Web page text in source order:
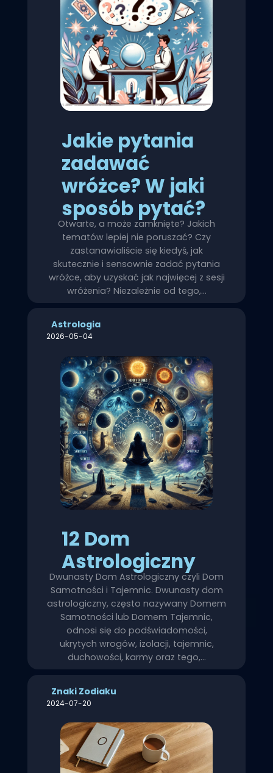
Jakie pytania
zadawać
wróżce? W jaki
sposób pytać?
Otwarte, a może zamknięte? Jakich
tematów lepiej nie poruszać? Czy
zastanawialiście się kiedyś, jak
skutecznie i sensownie zadać pytania
wróżce, aby uzyskać jak najwięcej z sesji
wróżenia? Niezależnie od tego,…
Astrologia
2026-05-04
12 Dom
Astrologiczny
Dwunasty Dom Astrologiczny czyli Dom
Samotności i Tajemnic. Dwunasty dom
astrologiczny, często nazywany Domem
Samotności lub Domem Tajemnic,
odnosi się do podświadomości,
ukrytych wrogów, izolacji, tajemnic,
duchowości, karmy oraz tego,…
Znaki Zodiaku
2024-07-20